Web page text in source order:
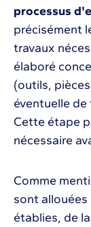
processus
précisément
travaux
élaboré
(outils,
éventuelle
Cette étape
nécessaire
Comme
sont
établies, de